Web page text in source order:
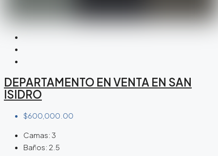
DEPARTAMENTO EN VENTA EN SAN
ISIDRO
$600,000.00
Camas: 3
Baños: 2.5